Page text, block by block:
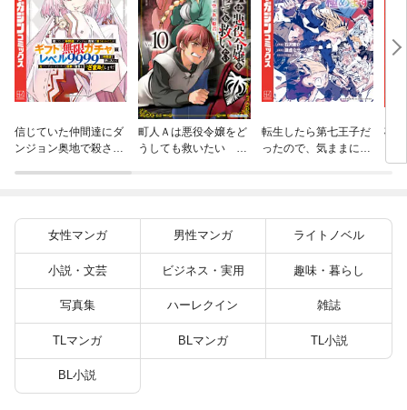
信じていた仲間達にダ
ンジョン奥地で殺され
バーと世界に復讐＆
（２３）
町人Ａは悪役令嬢をど
うしても救いたい ～
転生したら第七王子だ
ったので、気ままに魔
杖
女性マンガ 男性マンガ ライトノベル
小説・文芸 ビジネス・実用 趣味・暮らし
写真集 ハーレクイン 雑誌
TLマンガ BLマンガ TL小説
BL小説